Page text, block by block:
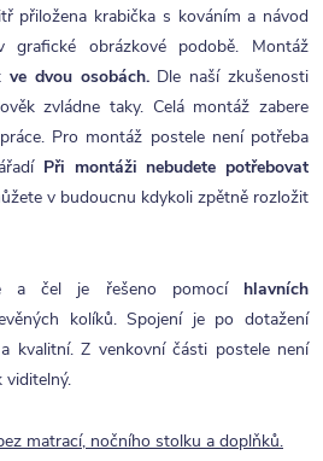
přiložena krabička s kováním a návod
obrázkové podobě. Montáž
ve dvou osobách. Dle naší zkušenosti
zvládne taky. Celá montáž zabere
Pro montáž postele není potřeba
Při montáži nebudete potřebovat
v budoucnu kdykoli zpětně rozložit
a čel je řešeno pomocí hlavních
kolíků. Spojení je po dotažení
kvalitní. Z venkovní části postele není
viditelný.
matrací, nočního stolku a doplňků.